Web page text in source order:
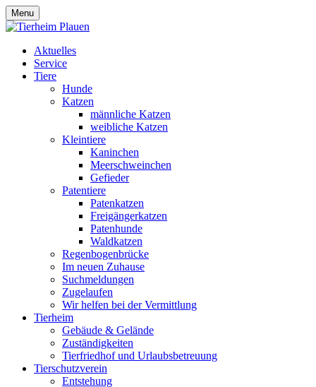
Menu
Aktuelles
Service
Tiere
Hunde
Katzen
männliche Katzen
weibliche Katzen
Kleintiere
Kaninchen
Meerschweinchen
Gefieder
Patentiere
Patenkatzen
Freigängerkatzen
Patenhunde
Waldkatzen
Regenbogenbrücke
Im neuen Zuhause
Suchmeldungen
Zugelaufen
Wir helfen bei der Vermittlung
Tierheim
Gebäude & Gelände
Zuständigkeiten
Tierfriedhof und Urlaubsbetreuung
Tierschutzverein
Entstehung